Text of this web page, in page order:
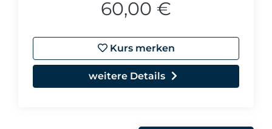
60,00 €
Kurs merken
weitere Details